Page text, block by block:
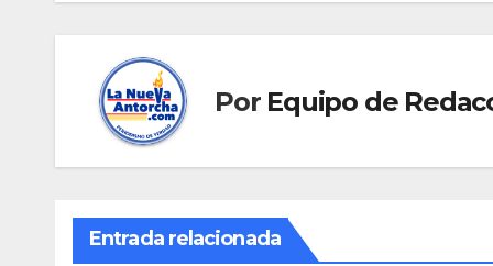
Por Equipo de
Entrada relacionada